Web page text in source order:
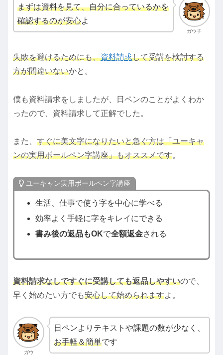
ガウ子
まずは資料を見て、自分に合っているかを
確認するのが安心よ
失敗を避けるためにも、資料請求して受講を検討する
方が間違いないかと。
僕も資料請求をしましたが、日ペンのことがよくわか
ったので、資料請求して正解でした。
また、 すぐに美文字になりたいと急ぐ方は「ユーキャ
ンの実用ボールペン字講座」もオススメです。
ユーキャン実用ボールペン字講座
生活、仕事で使う字を中心に学べる
効率よく手軽に字をキレイにできる
書み後の返品もOKで全額返金される
資料請求なしですぐに受講しても返品しやすいので、
早く始めたい方でも安心して始められますよ。
ガウ
日ペンよりテキストや課題の数が少なく、
お手軽＆簡単です